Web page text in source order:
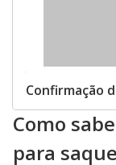
Confirmação
Como
para